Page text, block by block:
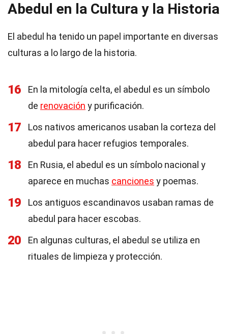
Abedul en la Cultura y la Historia
El abedul ha tenido un papel importante en diversas
culturas a lo largo de la historia.
16
En la mitología celta, el abedul es un símbolo
de renovación y purificación.
17
Los nativos americanos usaban la corteza del
abedul para hacer refugios temporales.
18
En Rusia, el abedul es un símbolo nacional y
aparece en muchas canciones y poemas.
19
Los antiguos escandinavos usaban ramas de
abedul para hacer escobas.
20
En algunas culturas, el abedul se utiliza en
rituales de limpieza y protección.